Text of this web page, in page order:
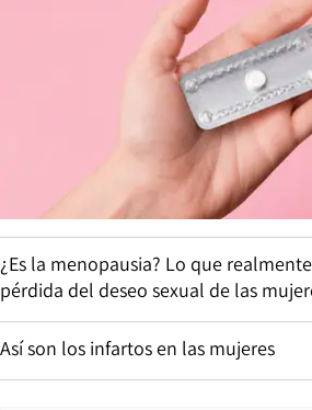
¿Es la menopausia? Lo que
pérdida del deseo sexual de las
Así son los infartos en las mujeres